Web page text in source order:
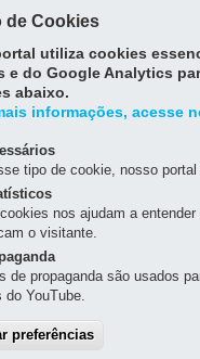
de 2015
SECRETARIA DA
de Cookies
utiliza cookies
e do Google Analytics
abaixo.
informações, acesse
tipo de cookie, nosso
nos ajudam a
o visitante.
de propaganda são usados
do YouTube.
preferências